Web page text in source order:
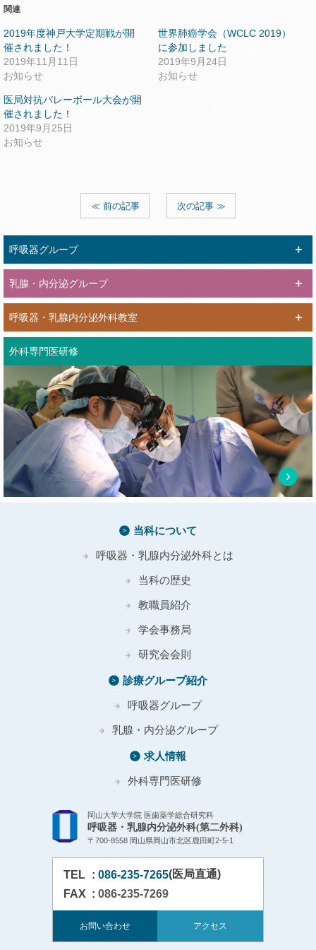
関連
2019年度神戸大学定期戦が開
催されました！
2019年11月11日
お知らせ
世界肺癌学会（WCLC 2019）
に参加しました
2019年9月24日
お知らせ
医局対抗バレーボール大会が開
催されました！
2019年9月25日
お知らせ
≪ 前の記事 次の記事 ≫
呼吸器グループ
乳腺・内分泌グループ
呼吸器・乳腺内分泌外科教室
外科専門医研修
当科について
呼吸器・乳腺内分泌外科とは
当科の歴史
教職員紹介
学会事務局
研究会会則
診療グループ紹介
呼吸器グループ
乳腺・内分泌グループ
求人情報
外科専門医研修
岡山大学大学院 医歯薬学総合研究科
呼吸器・乳腺内分泌外科(第二外科)
〒700-8558 岡山県岡山市北区鹿田町2-5-1
TEL : 086-235-7265(医局直通)
FAX : 086-235-7269
お問い合わせ アクセス